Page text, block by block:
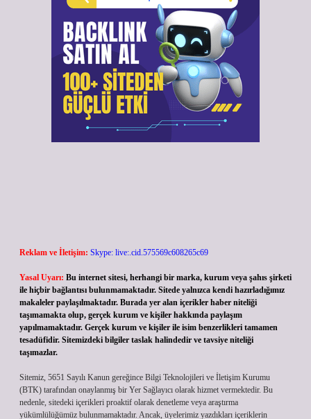
Reklam ve İletişim: Skype: live:.cid.575569c608265c69
Yasal Uyarı: Bu internet sitesi, herhangi bir marka, kurum veya şahıs şirketi
ile hiçbir bağlantısı bulunmamaktadır. Sitede yalnızca kendi hazırladığımız
makaleler paylaşılmaktadır. Burada yer alan içerikler haber niteliği
taşımamakta olup, gerçek kurum ve kişiler hakkında paylaşım
yapılmamaktadır. Gerçek kurum ve kişiler ile isim benzerlikleri tamamen
tesadüfidir. Sitemizdeki bilgiler taslak halindedir ve tavsiye niteliği
taşımazlar.
Sitemiz, 5651 Sayılı Kanun gereğince Bilgi Teknolojileri ve İletişim Kurumu
(BTK) tarafından onaylanmış bir Yer Sağlayıcı olarak hizmet vermektedir. Bu
nedenle, sitedeki içerikleri proaktif olarak denetleme veya araştırma
yükümlülüğümüz bulunmamaktadır. Ancak, üyelerimiz yazdıkları içeriklerin